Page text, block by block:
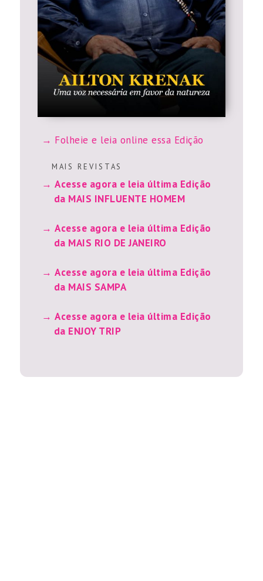
Folheie e leia online essa Edição
M A I S R E V I S T A S
Acesse agora e leia última Edição
da MAIS INFLUENTE HOMEM
Acesse agora e leia última Edição
da MAIS RIO DE JANEIRO
Acesse agora e leia última Edição
da MAIS SAMPA
Acesse agora e leia última Edição
da ENJOY TRIP